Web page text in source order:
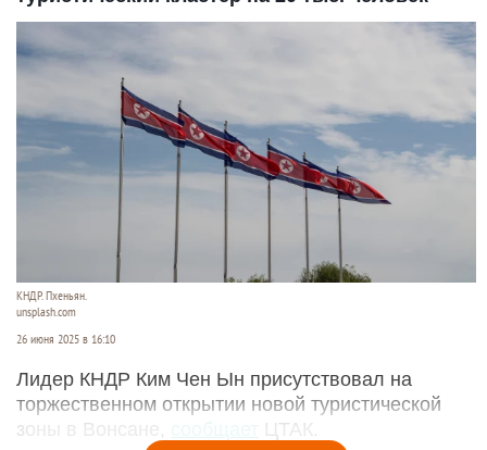
КНДР. Пхеньян.
unsplash.com
26 июня 2025 в 16:10
Лидер КНДР Ким Чен Ын присутствовал на
торжественном открытии новой туристической
зоны в Вонсане,
сообщает ЦТАК.